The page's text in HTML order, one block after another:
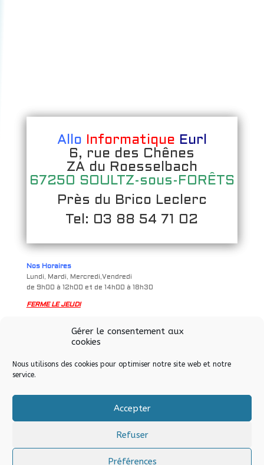
Gérer le consentement aux
cookies
Nous utilisons des cookies pour optimiser notre site web et notre
service.
Accepter
Refuser
Préférences
Allo Informatique Eurl
6, rue des Chênes
ZA du Roesselbach
67250 SOULTZ-sous-FORÊTS
Près du Brico Leclerc
Tel: 03 88 54 71 02
Nos Horaires
Lundi, Mardi, Mercredi,Vendredi
de 9h00 à 12h00 et de 14h00 à 18h30
FERME LE JEUDI
de 9h à 12h00 et de 14h00 à 17h00
Tous droits réservés © Allo Informatique eurl – Soultz-sous-
Forêts – 2024